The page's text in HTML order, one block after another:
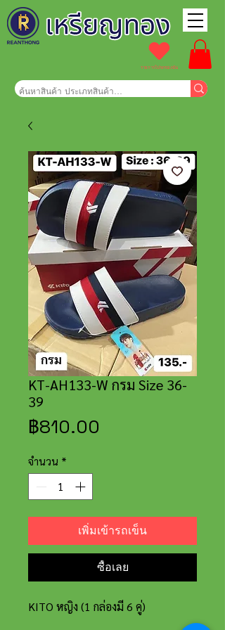
รายการโปรดของฉัน
KT-AH133-W กรม Size 36-
39
฿810.00
จำนวน *
เพิ่มเข้ารถเข็น
ซื้อเลย
KITO หญิง (1 กล่องมี 6 คู่)